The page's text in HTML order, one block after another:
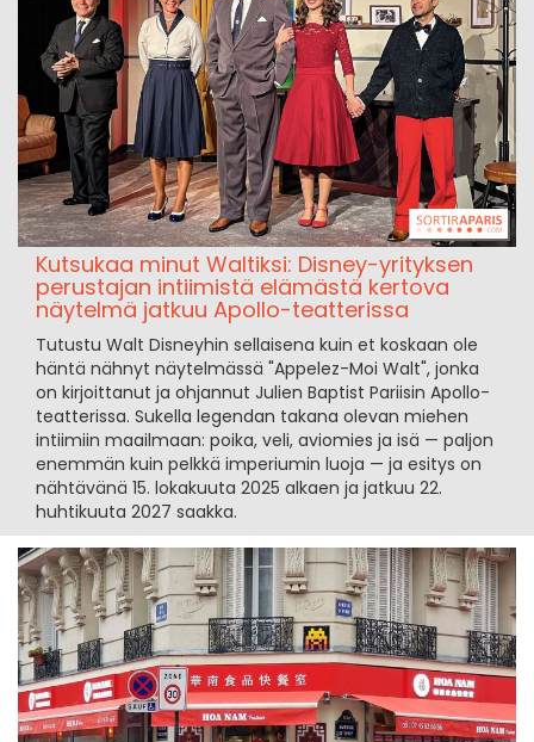
Kutsukaa minut Waltiksi: Disney-yrityksen
perustajan intiimistä elämästä kertova
näytelmä jatkuu Apollo-teatterissa
Tutustu Walt Disneyhin sellaisena kuin et koskaan ole
häntä nähnyt näytelmässä "Appelez-Moi Walt", jonka
on kirjoittanut ja ohjannut Julien Baptist Pariisin Apollo-
teatterissa. Sukella legendan takana olevan miehen
intiimiin maailmaan: poika, veli, aviomies ja isä — paljon
enemmän kuin pelkkä imperiumin luoja — ja esitys on
nähtävänä 15. lokakuuta 2025 alkaen ja jatkuu 22.
huhtikuuta 2027 saakka.